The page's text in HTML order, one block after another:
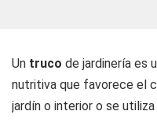
Un truco de jardinería es
nutritiva que favorece el
jardín o interior o se